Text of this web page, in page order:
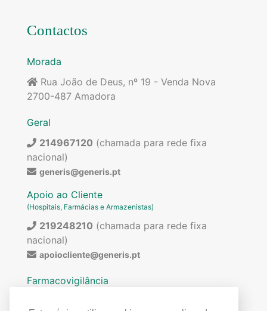
Contactos
Morada
Rua João de Deus, nº 19 - Venda Nova
2700-487 Amadora
Geral
214967120 (chamada para rede fixa
nacional)
generis@generis.pt
Apoio ao Cliente
(Hospitais, Farmácias e Armazenistas)
219248210 (chamada para rede fixa
nacional)
apoiocliente@generis.pt
Farmacovigilância
medicamentos ou para qualquer assunto relacionado